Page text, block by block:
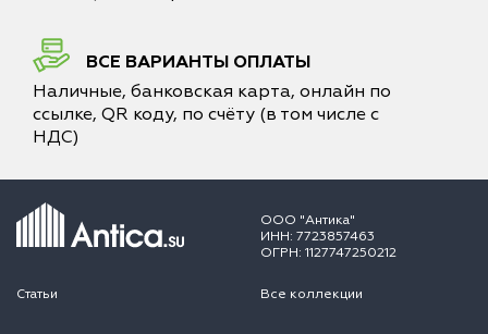
ВСЕ ВАРИАНТЫ ОПЛАТЫ
Наличные, банковская карта, онлайн по
ссылке, QR коду, по счёту (в том числе с
НДС)
ООО "Антика"
ИНН: 7723857463
ОГРН: 1127747250212
Статьи Все коллекции